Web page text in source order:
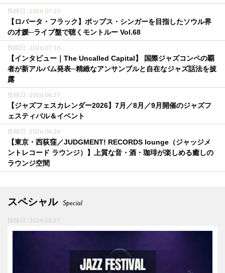
投稿日 : 2026.07.20
【ロバータ・フラック】ポップス・シンガーを目指したソウル界
の才媛─ライブ盤で聴くモントルー Vol.68
投稿日 : 2026.07.16
【インタビュー｜The Uncalled Capital】 国際ジャズコンペの覇
者が新アルバム発表─精緻なアンサンブルと自在なジャズ話法を披
露
投稿日 : 2026.06.27
【ジャズフェスカレンダー2026】7月／8月／9月開催のジャズフ
ェスティバル＆イベント
投稿日 : 2026.06.26
【東京・西荻窪／JUDGMENT! RECORDS lounge（ジャッジメ
ントレコード ラウンジ）】上質な音・酒・珈琲が楽しめる癒しの
ラウンジ空間
スペシャル Special
投稿日 : 2026.06.27